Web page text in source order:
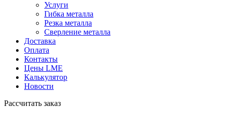
Услуги
Гибка металла
Резка металла
Сверление металла
Доставка
Оплата
Контакты
Цены LME
Калькулятор
Новости
Рассчитать заказ